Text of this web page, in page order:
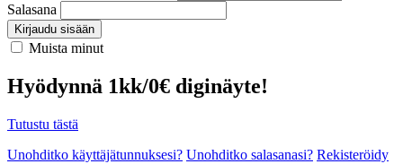
Salasana
Kirjaudu sisään
Muista minut
Hyödynnä 1kk/0€ diginäyte!
Tutustu tästä
Unohditko käyttäjätunnuksesi? Unohditko salasanasi? Rekisteröidy